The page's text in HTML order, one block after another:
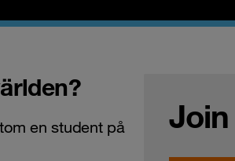
en student på